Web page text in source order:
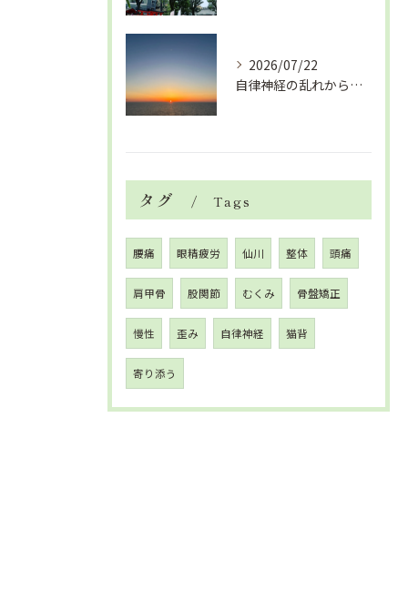
2026/07/22
自律神経の乱れから生活習慣病、血液循環の滞り
タグ Tags
腰痛 眼精疲労 仙川 整体 頭痛
肩甲骨 股関節 むくみ 骨盤矯正
慢性 歪み 自律神経 猫背
寄り添う